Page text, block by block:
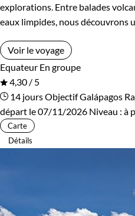
explorations. Entre balades
eaux limpides, nous découvrons
Voir le voyage
Equateur En groupe
4,30 / 5
14 joursObjectif Galápagos
départ le 07/11/2026 Niveau : à
Carte
Détails